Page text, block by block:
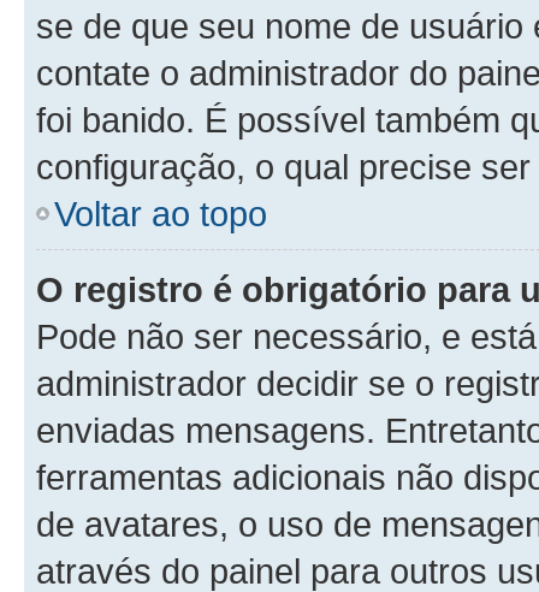
se de que seu nome de
contate o administrador do
foi banido. É possível também
configuração, o qual precise
Voltar ao topo
O registro é obrigatório para
Pode não ser necessário, e
administrador decidir se o
enviadas mensagens.
ferramentas adicionais não
de avatares, o uso de
através do painel para outros